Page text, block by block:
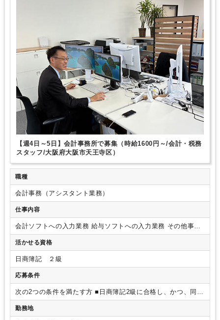
時短OK 9時30分出社OK
土日祝休み 平日休みあり
【週4日～5日】会計事務所で募集（時給1600円～/会計・税務
スタッフ/大阪府大阪市天王寺区）
職種
会計事務（アシスタント業務）
仕事内容
会計ソフトへの入力業務 給与ソフトへの入力業務 その他事務
所内総務、および税理士補助業務
活かせる資格
日商簿記 ２級
応募条件
次の2つの条件を満たす方 ■日商簿記2級に合格し、かつ、同一
企業での就業経験2年以上■普通運転免許所持者※TKC会計シ
ステム経験者歓迎
勤務地